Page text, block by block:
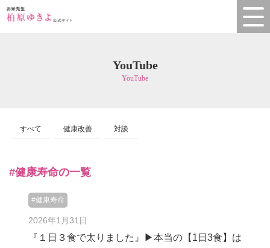
YouTube
YouTube
すべて 健康改善 対談
#健康寿命の一覧
#健康寿命
2026年1月31日
『１日３食で太りました』▶︎本当の【1日3食】は